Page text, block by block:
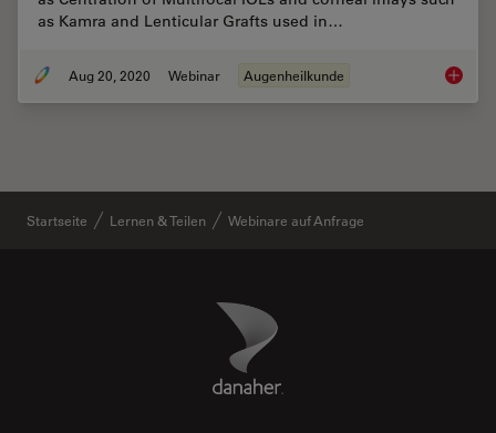
as Kamra and Lenticular Grafts used in…
Aug 20, 2020 Webinar Augenheilkunde
Startseite Lernen & Teilen Webinare auf Anfrage
Danaher Logo